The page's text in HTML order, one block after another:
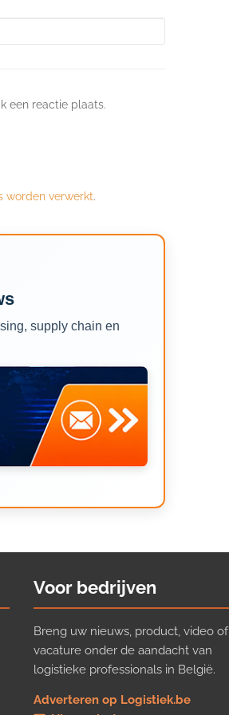
een reactie plaats.
worden verwerkt.
supply chain en
Voor bedrijven
Breng uw nieuws, product, video of
vacature onder de aandacht van
logistieke professionals in België.
Adverteren op Logistiek.be